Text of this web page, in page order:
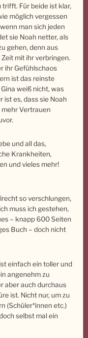
Für beide ist klar,
möglich vergessen
man sich jeden
sie Noah netter, als
gehen, denn aus
mit ihr verbringen.
ihr Gefühlschaos
ist das reinste
weiß nicht, was
ist es, dass sie Noah
Vertrauen
und all das,
Krankheiten,
und vieles mehr!
so verschlungen,
muss ich gestehen,
– knapp 600 Seiten
Buch – doch nicht
einfach ein toller und
angenehm zu
aber auch durchaus
ist. Nicht nur, um zu
(Schüler*innen etc.)
selbst mal ein